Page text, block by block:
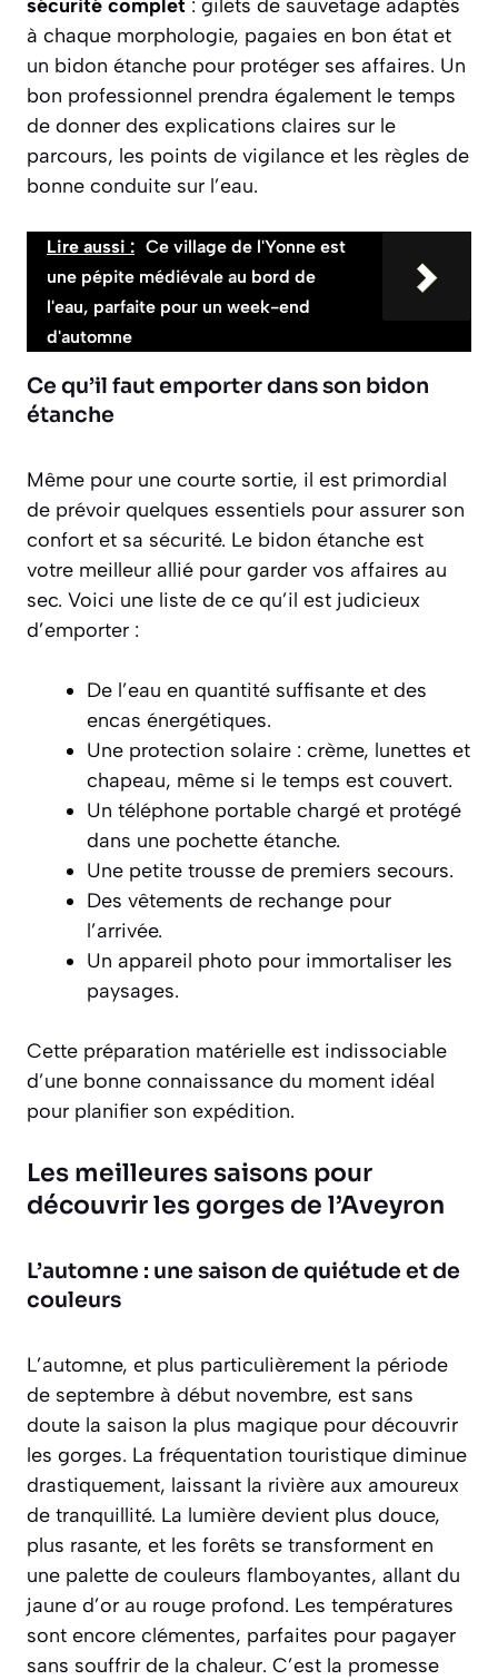
sécurité complet : gilets de sauvetage adaptés
à chaque morphologie, pagaies en bon état et
un bidon étanche pour protéger ses affaires. Un
bon professionnel prendra également le temps
de donner des explications claires sur le
parcours, les points de vigilance et les règles de
bonne conduite sur l’eau.
Lire aussi : Ce village de l'Yonne est
une pépite médiévale au bord de
l'eau, parfaite pour un week-end
d'automne
Ce qu’il faut emporter dans son bidon
étanche
Même pour une courte sortie, il est primordial
de prévoir quelques essentiels pour assurer son
confort et sa sécurité. Le bidon étanche est
votre meilleur allié pour garder vos affaires au
sec. Voici une liste de ce qu’il est judicieux
d’emporter :
De l’eau en quantité suffisante et des
encas énergétiques.
Une protection solaire : crème, lunettes et
chapeau, même si le temps est couvert.
Un téléphone portable chargé et protégé
dans une pochette étanche.
Une petite trousse de premiers secours.
Des vêtements de rechange pour
l’arrivée.
Un appareil photo pour immortaliser les
paysages.
Cette préparation matérielle est indissociable
d’une bonne connaissance du moment idéal
pour planifier son expédition.
Les meilleures saisons pour
découvrir les gorges de l’Aveyron
L’automne : une saison de quiétude et de
couleurs
L’automne, et plus particulièrement la période
de septembre à début novembre, est sans
doute la saison la plus magique pour découvrir
les gorges. La fréquentation touristique diminue
drastiquement, laissant la rivière aux amoureux
de tranquillité. La lumière devient plus douce,
plus rasante, et les forêts se transforment en
une palette de couleurs flamboyantes, allant du
jaune d’or au rouge profond. Les températures
sont encore clémentes, parfaites pour pagayer
sans souffrir de la chaleur. C’est la promesse